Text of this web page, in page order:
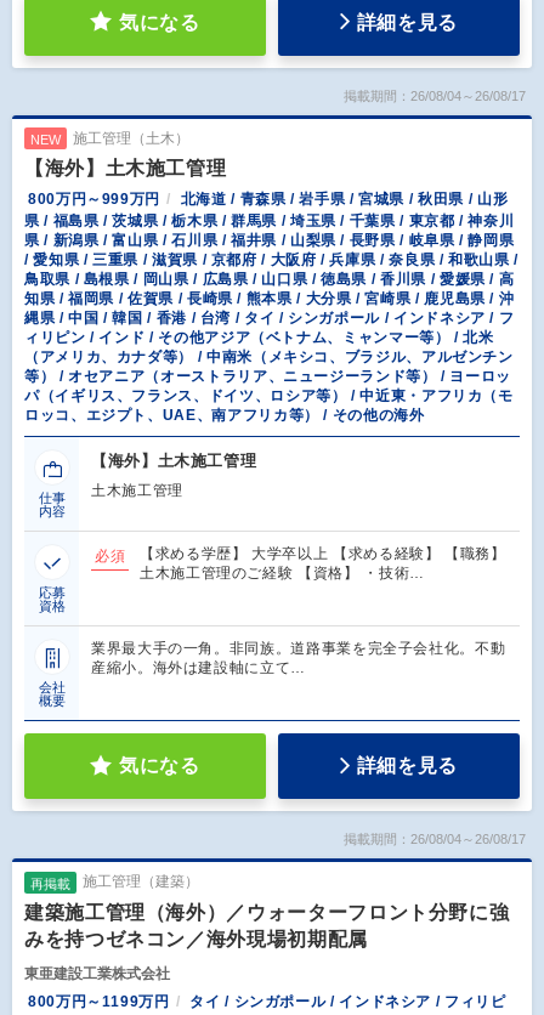
気になる 詳細を見る
掲載期間：26/08/04～26/08/17
NEW 施工管理（土木）
【海外】土木施工管理
800万円～999万円
北海道 / 青森県 / 岩手県 / 宮城県 / 秋田県 / 山形
県 / 福島県 / 茨城県 / 栃木県 / 群馬県 / 埼玉県 / 千葉県 / 東京都 / 神奈川
県 / 新潟県 / 富山県 / 石川県 / 福井県 / 山梨県 / 長野県 / 岐阜県 / 静岡県
/ 愛知県 / 三重県 / 滋賀県 / 京都府 / 大阪府 / 兵庫県 / 奈良県 / 和歌山県 /
鳥取県 / 島根県 / 岡山県 / 広島県 / 山口県 / 徳島県 / 香川県 / 愛媛県 / 高
知県 / 福岡県 / 佐賀県 / 長崎県 / 熊本県 / 大分県 / 宮崎県 / 鹿児島県 / 沖
縄県 / 中国 / 韓国 / 香港 / 台湾 / タイ / シンガポール / インドネシア / フ
ィリピン / インド / その他アジア（ベトナム、ミャンマー等） / 北米
（アメリカ、カナダ等） / 中南米（メキシコ、ブラジル、アルゼンチン
等） / オセアニア（オーストラリア、ニュージーランド等） / ヨーロッ
パ（イギリス、フランス、ドイツ、ロシア等） / 中近東・アフリカ（モ
ロッコ、エジプト、UAE、南アフリカ等） / その他の海外
仕事
内容
【海外】土木施工管理
土木施工管理
応募
資格
必須
【求める学歴】 大学卒以上 【求める経験】 【職務】
土木施工管理のご経験 【資格】 ・技術…
会社
概要
業界最大手の一角。非同族。道路事業を完全子会社化。不動
産縮小。海外は建設軸に立て…
気になる 詳細を見る
掲載期間：26/08/04～26/08/17
再掲載 施工管理（建築）
建築施工管理（海外）／ウォーターフロント分野に強
みを持つゼネコン／海外現場初期配属
東亜建設工業株式会社
800万円～1199万円
タイ / シンガポール / インドネシア / フィリピ